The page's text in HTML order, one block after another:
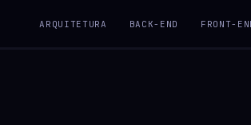
ARQUITETURA BACK-END FRONT-